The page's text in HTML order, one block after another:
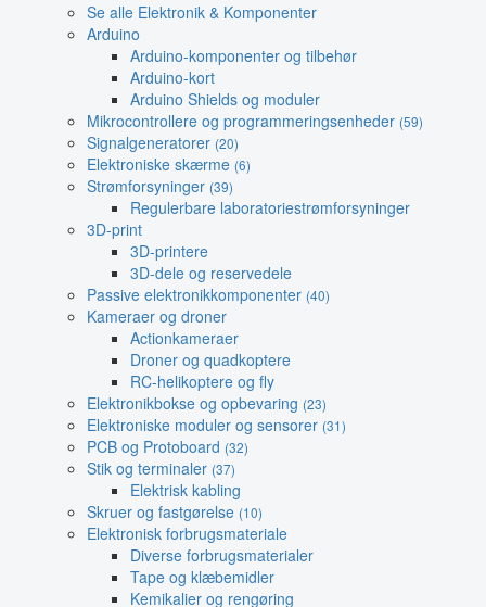
Se alle Elektronik & Komponenter
Arduino
Arduino-komponenter og tilbehør
Arduino-kort
Arduino Shields og moduler
Mikrocontrollere og programmeringsenheder (59)
Signalgeneratorer (20)
Elektroniske skærme (6)
Strømforsyninger (39)
Regulerbare laboratoriestrømforsyninger
3D-print
3D-printere
3D-dele og reservedele
Passive elektronikkomponenter (40)
Kameraer og droner
Actionkameraer
Droner og quadkoptere
RC-helikoptere og fly
Elektronikbokse og opbevaring (23)
Elektroniske moduler og sensorer (31)
PCB og Protoboard (32)
Stik og terminaler (37)
Elektrisk kabling
Skruer og fastgørelse (10)
Elektronisk forbrugsmateriale
Diverse forbrugsmaterialer
Tape og klæbemidler
Kemikalier og rengøring